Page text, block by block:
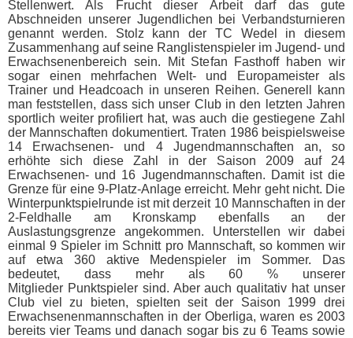
Stellenwert. Als Frucht dieser Arbeit darf das gute
Abschneiden unserer Jugendlichen bei Verbandsturnieren
genannt werden. Stolz kann der TC Wedel in diesem
Zusammenhang auf seine Ranglistenspieler im Jugend- und
Erwachsenenbereich sein. Mit Stefan Fasthoff haben wir
sogar einen mehrfachen Welt- und Europameister als
Trainer und Headcoach in unseren Reihen. Generell kann
man feststellen, dass sich unser Club in den letzten Jahren
sportlich weiter profiliert hat, was auch die gestiegene Zahl
der Mannschaften dokumentiert. Traten 1986 beispielsweise
14 Erwachsenen- und 4 Jugendmannschaften an, so
erhöhte sich diese Zahl in der Saison 2009 auf 24
Erwachsenen- und 16 Jugendmannschaften. Damit ist die
Grenze für eine 9-Platz-Anlage erreicht. Mehr geht nicht. Die
Winterpunktspielrunde ist mit derzeit 10 Mannschaften in der
2-Feldhalle am Kronskamp ebenfalls an der
Auslastungsgrenze angekommen. Unterstellen wir dabei
einmal 9 Spieler im Schnitt pro Mannschaft, so kommen wir
auf etwa 360 aktive Medenspieler im Sommer. Das
bedeutet, dass mehr als 60 % unserer
Mitglieder Punktspieler sind. Aber auch qualitativ hat unser
Club viel zu bieten, spielten seit der Saison 1999 drei
Erwachsenenmannschaften in der Oberliga, waren es 2003
bereits vier Teams und danach sogar bis zu 6 Teams sowie